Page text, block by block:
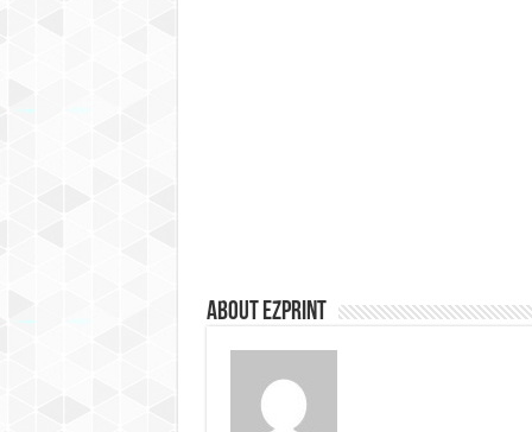
About Ezprint